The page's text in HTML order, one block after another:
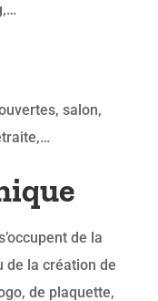
salon,
de la
de la création de
de plaquette,